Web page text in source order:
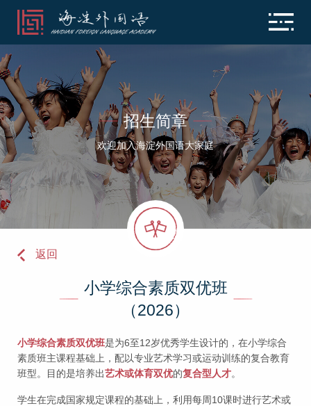
招生简章
欢迎加入海淀外国语大家庭
返回
小学综合素质双优班
（2026）
小学综合素质双优班是为6至12岁优秀学生设计的，在小学综合
素质班主课程基础上，配以专业艺术学习或运动训练的复合教育
班型。目的是培养出艺术或体育双优的复合型人才。
学生在完成国家规定课程的基础上，利用每周10课时进行艺术或